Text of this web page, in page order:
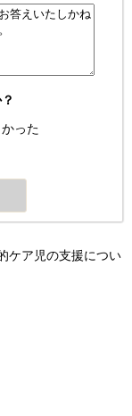
った
ケア児の支援につい